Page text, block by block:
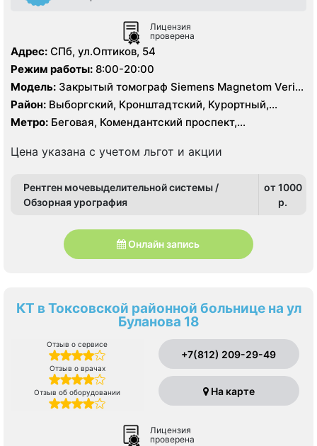
Лицензия
проверена
Адрес: СПб, ул.Оптиков, 54
Режим работы: 8:00-20:00
Модель: Закрытый томограф Siemens Magnetom Verio
1.5 Тесла, КТ Siemens 64 среза
Район: Выборгский, Кронштадтский, Курортный,
Ленинградская область, Приморский
Метро: Беговая, Комендантский проспект,
Цена указана с учетом льгот и акции
Рентген мочевыделительной системы /
Обзорная урография
от 1000
p.
Онлайн запись
КТ в Токсовской районной больнице на ул
Буланова 18
Отзыв о сервисе
Отзыв о врачах
Отзыв об оборудовании
+7(812) 209-29-49
На карте
Лицензия
проверена